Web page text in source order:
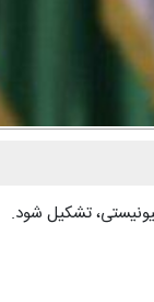
تشکیل شود.